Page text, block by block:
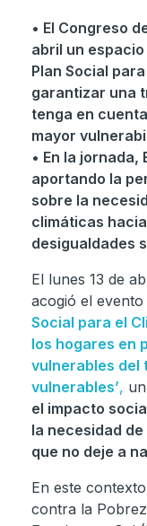
• El Congreso
abril un
Plan Social
garantizar una
tenga en
mayor
• En la jornada,
aportando la
sobre la
climáticas
desigualdades
El lunes 13 de
acogió el evento
Social para el
los hogares en
vulnerables del
vulnerables’,
el impacto
la necesidad
que no deje a
En este
contra la